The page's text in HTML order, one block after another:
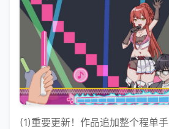
(1)重要更新！作品追加整个程单手